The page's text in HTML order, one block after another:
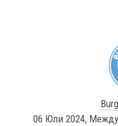
06 Юли 2024,